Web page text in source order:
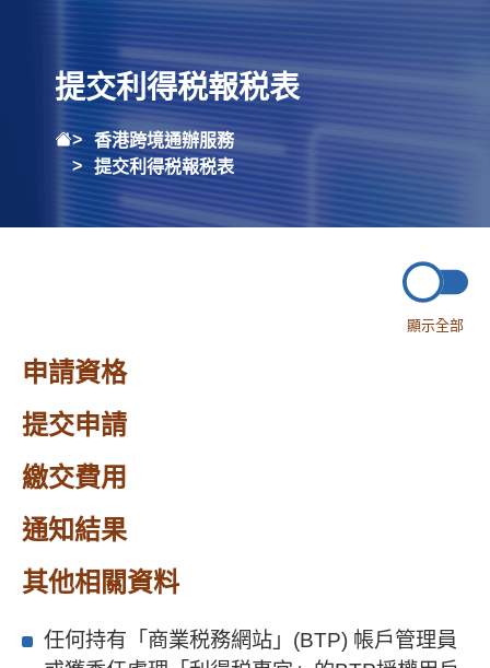
提交利得税報税表
香港跨境通辦服務
提交利得税報税表
顯示全部
申請資格
提交申請
繳交費用
通知結果
其他相關資料
任何持有「商業税務網站」(BTP) 帳戶管理員